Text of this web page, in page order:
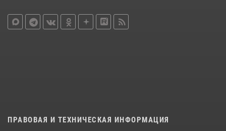
ПРАВОВАЯ И ТЕХНИЧЕСКАЯ ИНФОРМАЦИЯ